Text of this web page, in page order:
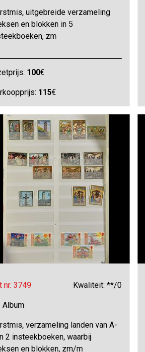
uitgebreide verzameling
en blokken in 5
zm
100€
115€
nr. 3749 Kwaliteit: **/0
Album
verzameling landen van A-
2 insteekboeken, waarbij
en blokken, zm/m